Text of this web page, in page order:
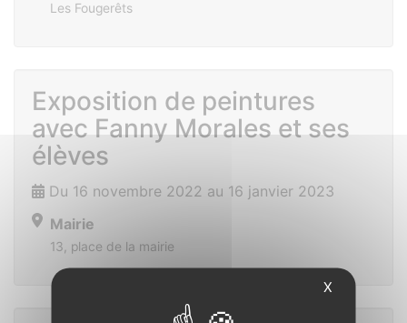
Les Fougerêts
Exposition de peintures
avec Fanny Morales et ses
élèves
Du 16 novembre 2022 au 16 janvier 2023
Mairie
13, place de la mairie
X